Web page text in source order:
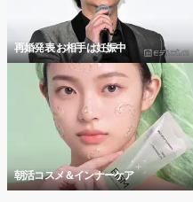
再婚発表 お相手は妊娠中
朝活コスメ＆インナーケア